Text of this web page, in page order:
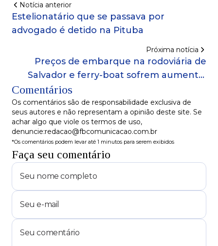
Notícia anterior
Estelionatário que se passava por
advogado é detido na Pituba
Próxima notícia
Preços de embarque na rodoviária de
Salvador e ferry-boat sofrem aumento;
Comentários
Os comentários são de responsabilidade exclusiva de
seus autores e não representam a opinião deste site. Se
achar algo que viole os termos de uso,
denuncie:redacao@fbcomunicacao.com.br
*Os comentários podem levar até 1 minutos para serem exibidos
Faça seu comentário